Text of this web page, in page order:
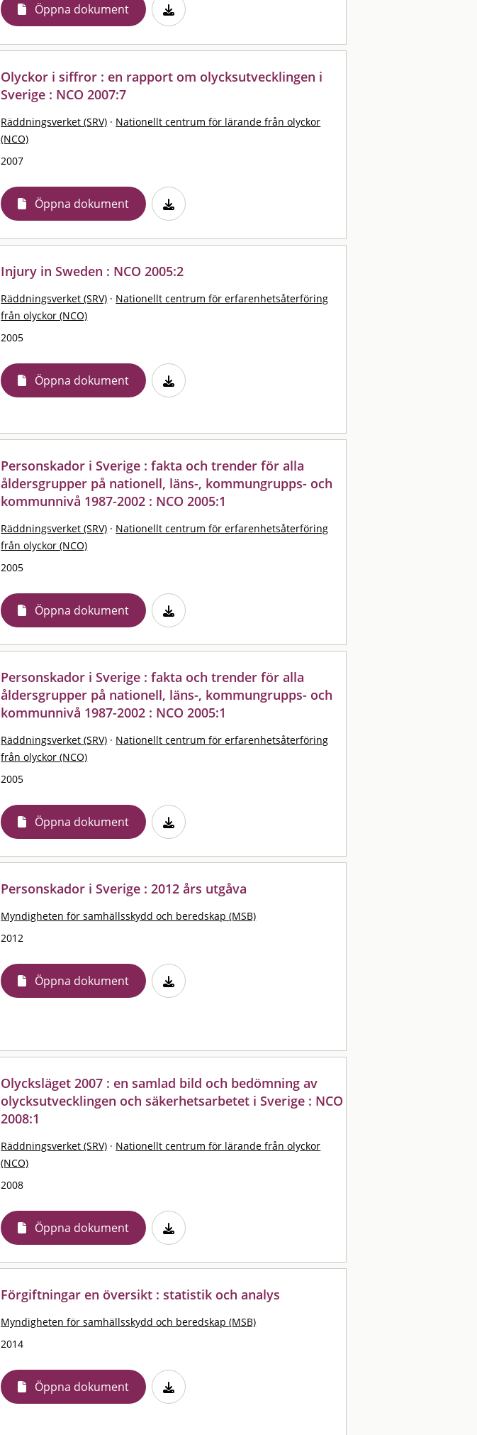
Öppna dokument
Olyckor i siffror : en rapport om olycksutvecklingen i
Sverige : NCO 2007:7
Räddningsverket (SRV) · Nationellt centrum för lärande från olyckor
(NCO)
2007
Öppna dokument
Injury in Sweden : NCO 2005:2
Räddningsverket (SRV) · Nationellt centrum för erfarenhetsåterföring
från olyckor (NCO)
2005
Öppna dokument
Personskador i Sverige : fakta och trender för alla
åldersgrupper på nationell, läns-, kommungrupps- och
kommunnivå 1987-2002 : NCO 2005:1
Räddningsverket (SRV) · Nationellt centrum för erfarenhetsåterföring
från olyckor (NCO)
2005
Öppna dokument
Personskador i Sverige : fakta och trender för alla
åldersgrupper på nationell, läns-, kommungrupps- och
kommunnivå 1987-2002 : NCO 2005:1
Räddningsverket (SRV) · Nationellt centrum för erfarenhetsåterföring
från olyckor (NCO)
2005
Öppna dokument
Personskador i Sverige : 2012 års utgåva
Myndigheten för samhällsskydd och beredskap (MSB)
2012
Öppna dokument
Olycksläget 2007 : en samlad bild och bedömning av
olycksutvecklingen och säkerhetsarbetet i Sverige : NCO
2008:1
Räddningsverket (SRV) · Nationellt centrum för lärande från olyckor
(NCO)
2008
Öppna dokument
Förgiftningar en översikt : statistik och analys
Myndigheten för samhällsskydd och beredskap (MSB)
2014
Öppna dokument